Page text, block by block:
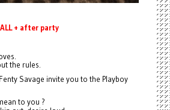
+ after party
the rules.
Savage invite you to the Playboy
to you ?